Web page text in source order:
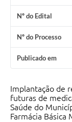
Nº do Edital
Nº do Processo
Publicado em
Implantação de
futuras de
Saúde do
Farmácia Básica